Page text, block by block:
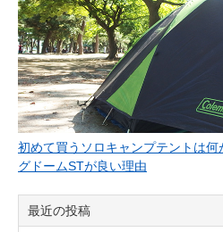
初めて買うソロキャンプテントは
グドームSTが良い理由
最近の投稿